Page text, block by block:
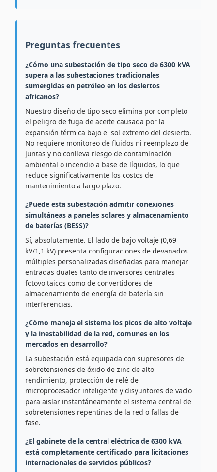
Preguntas frecuentes
¿Cómo una subestación de tipo seco de 6300 kVA
supera a las subestaciones tradicionales
sumergidas en petróleo en los desiertos
africanos?
Nuestro diseño de tipo seco elimina por completo
el peligro de fuga de aceite causada por la
expansión térmica bajo el sol extremo del desierto.
No requiere monitoreo de fluidos ni reemplazo de
juntas y no conlleva riesgo de contaminación
ambiental o incendio a base de líquidos, lo que
reduce significativamente los costos de
mantenimiento a largo plazo.
¿Puede esta subestación admitir conexiones
simultáneas a paneles solares y almacenamiento
de baterías (BESS)?
Sí, absolutamente. El lado de bajo voltaje (0,69
kV/1,1 kV) presenta configuraciones de devanados
múltiples personalizadas diseñadas para manejar
entradas duales tanto de inversores centrales
fotovoltaicos como de convertidores de
almacenamiento de energía de batería sin
interferencias.
¿Cómo maneja el sistema los picos de alto voltaje
y la inestabilidad de la red, comunes en los
mercados en desarrollo?
La subestación está equipada con supresores de
sobretensiones de óxido de zinc de alto
rendimiento, protección de relé de
microprocesador inteligente y disyuntores de vacío
para aislar instantáneamente el sistema central de
sobretensiones repentinas de la red o fallas de
fase.
¿El gabinete de la central eléctrica de 6300 kVA
está completamente certificado para licitaciones
internacionales de servicios públicos?